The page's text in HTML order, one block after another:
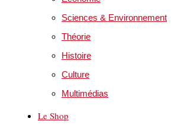
Sciences & Environnement
Théorie
Histoire
Culture
Multimédias
Le Shop